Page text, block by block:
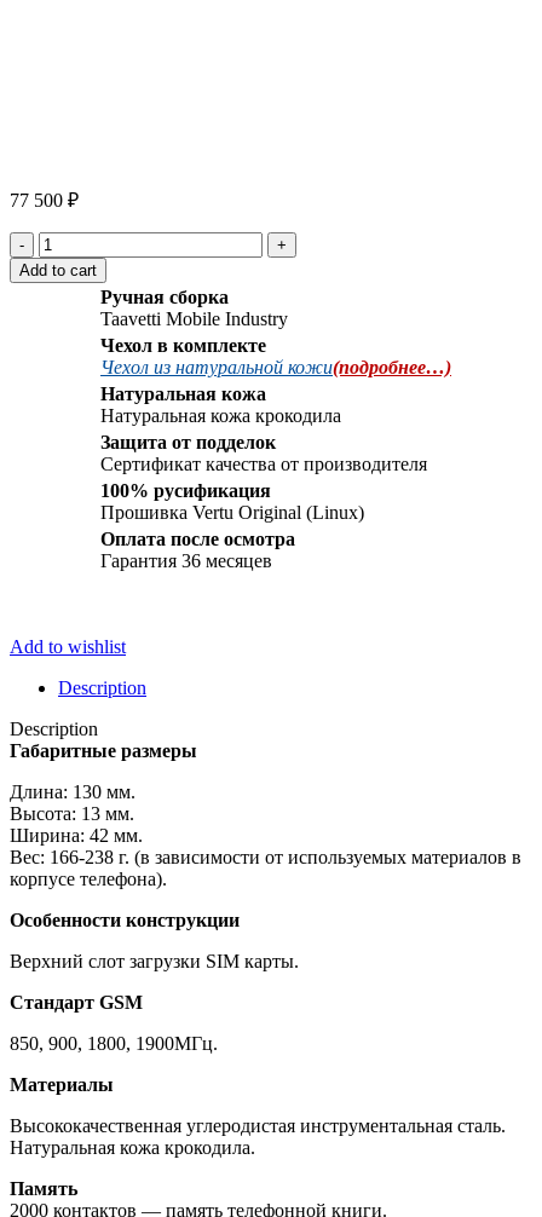
77 500 ₽
Vertu
Signature
S
Crocodile
Add to cart
Ручная сборка
Taavetti Mobile Industry
Чехол в комплекте
Чехол из натуральной кожи(подробнее…)
Натуральная кожа
Натуральная кожа крокодила
Защита от подделок
Сертификат качества от производителя
100% русификация
Прошивка Vertu Original (Linux)
Оплата после осмотра
Гарантия 36 месяцев
Add to wishlist
Description
Description
Габаритные размеры
Длина: 130 мм.
Высота: 13 мм.
Ширина: 42 мм.
Вес: 166-238 г. (в зависимости от используемых материалов в
корпусе телефона).
Особенности конструкции
Верхний слот загрузки SIM карты.
Стандарт GSM
850, 900, 1800, 1900МГц.
Материалы
Высококачественная углеродистая инструментальная сталь.
Натуральная кожа крокодила.
Память
2000 контактов — память телефонной книги.